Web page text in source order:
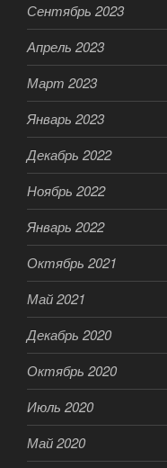
Сентябрь 2023
Апрель 2023
Март 2023
Январь 2023
Декабрь 2022
Ноябрь 2022
Январь 2022
Октябрь 2021
Май 2021
Декабрь 2020
Октябрь 2020
Июль 2020
Май 2020